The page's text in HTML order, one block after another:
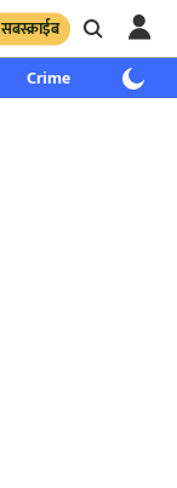
सबस्क्राईब
Crime साप्ताहिक